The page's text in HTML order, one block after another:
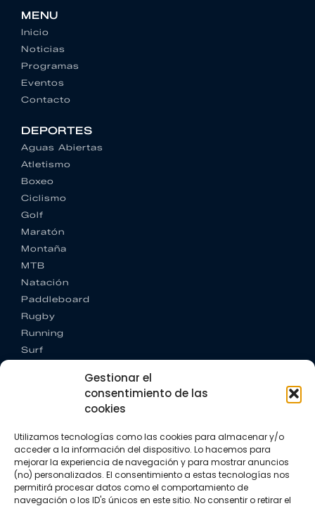
Gestionar el
consentimiento de las
cookies
Utilizamos tecnologías como las cookies para almacenar y/o
acceder a la información del dispositivo. Lo hacemos para
mejorar la experiencia de navegación y para mostrar anuncios
(no) personalizados. El consentimiento a estas tecnologías nos
permitirá procesar datos como el comportamiento de
navegación o los ID's únicos en este sitio. No consentir o retirar el
MENU
Inicio
Noticias
Programas
Eventos
Contacto
DEPORTES
Aguas Abiertas
Atletismo
Boxeo
Ciclismo
Golf
Maratón
Montaña
MTB
Natación
Paddleboard
Rugby
Running
Surf
CONTACTO
+34 662 342 177
info@vkssport.com
SÍGUENOS